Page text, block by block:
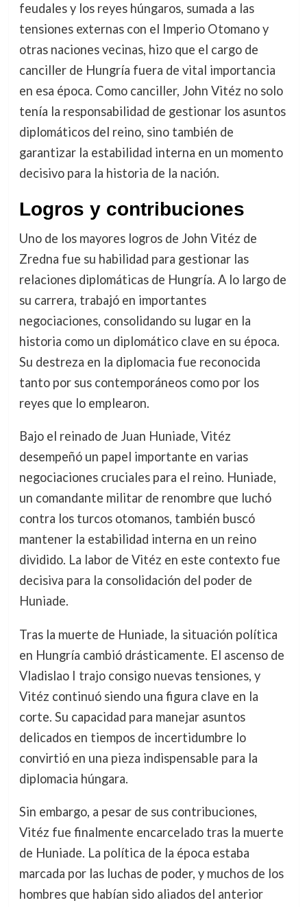
feudales y los reyes húngaros, sumada a las
tensiones externas con el Imperio Otomano y
otras naciones vecinas, hizo que el cargo de
canciller de Hungría fuera de vital importancia
en esa época. Como canciller, John Vitéz no solo
tenía la responsabilidad de gestionar los asuntos
diplomáticos del reino, sino también de
garantizar la estabilidad interna en un momento
decisivo para la historia de la nación.
Logros y contribuciones
Uno de los mayores logros de John Vitéz de
Zredna fue su habilidad para gestionar las
relaciones diplomáticas de Hungría. A lo largo de
su carrera, trabajó en importantes
negociaciones, consolidando su lugar en la
historia como un diplomático clave en su época.
Su destreza en la diplomacia fue reconocida
tanto por sus contemporáneos como por los
reyes que lo emplearon.
Bajo el reinado de Juan Huniade, Vitéz
desempeñó un papel importante en varias
negociaciones cruciales para el reino. Huniade,
un comandante militar de renombre que luchó
contra los turcos otomanos, también buscó
mantener la estabilidad interna en un reino
dividido. La labor de Vitéz en este contexto fue
decisiva para la consolidación del poder de
Huniade.
Tras la muerte de Huniade, la situación política
en Hungría cambió drásticamente. El ascenso de
Vladislao I trajo consigo nuevas tensiones, y
Vitéz continuó siendo una figura clave en la
corte. Su capacidad para manejar asuntos
delicados en tiempos de incertidumbre lo
convirtió en una pieza indispensable para la
diplomacia húngara.
Sin embargo, a pesar de sus contribuciones,
Vitéz fue finalmente encarcelado tras la muerte
de Huniade. La política de la época estaba
marcada por las luchas de poder, y muchos de los
hombres que habían sido aliados del anterior